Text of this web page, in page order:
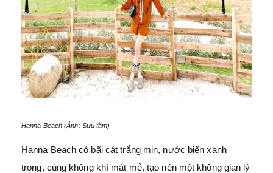
Hanna Beach (Ảnh: Sưu tầm)
Hanna Beach có bãi cát trắng mịn, nước biển xanh
trong, cùng không khí mát mẻ, tạo nên một không gian lý